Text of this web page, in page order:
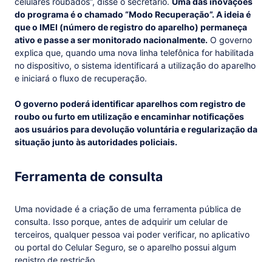
do programa é o chamado “Modo Recuperação”. A ideia é
que o IMEI (número de registro do aparelho) permaneça
ativo e passe a ser monitorado nacionalmente. O governo
explica que, quando uma nova linha telefônica for habilitada
no dispositivo, o sistema identificará a utilização do aparelho
e iniciará o fluxo de recuperação.
O governo poderá identificar aparelhos com registro de
roubo ou furto em utilização e encaminhar notificações
aos usuários para devolução voluntária e regularização da
situação junto às autoridades policiais.
Ferramenta de consulta
Uma novidade é a criação de uma ferramenta pública de
consulta. Isso porque, antes de adquirir um celular de
terceiros, qualquer pessoa vai poder verificar, no aplicativo
ou portal do Celular Seguro, se o aparelho possui algum
registro de restrição.